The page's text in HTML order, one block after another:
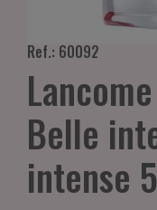
Ref.: 60092
Belle
intense